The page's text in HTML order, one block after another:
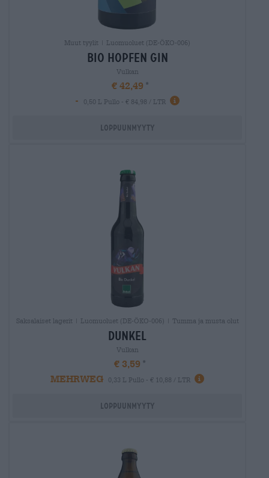
Muut tyylit | Luomuoluet (DE-ÖKO-006)
bio hopfen gin
Vulkan
€ 42,49
-
0,50 L Pullo - € 84,98 / LTR
Loppuunmyyty
Saksalaiset lagerit | Luomuoluet (DE-ÖKO-006) | Tumma ja musta olut
dunkel
Vulkan
€ 3,59
MEHRWEG
0,33 L Pullo - € 10,88 / LTR
Loppuunmyyty